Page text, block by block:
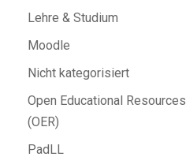
Lehre & Studium
Moodle
Nicht kategorisiert
Open Educational Resources
(OER)
PadLL